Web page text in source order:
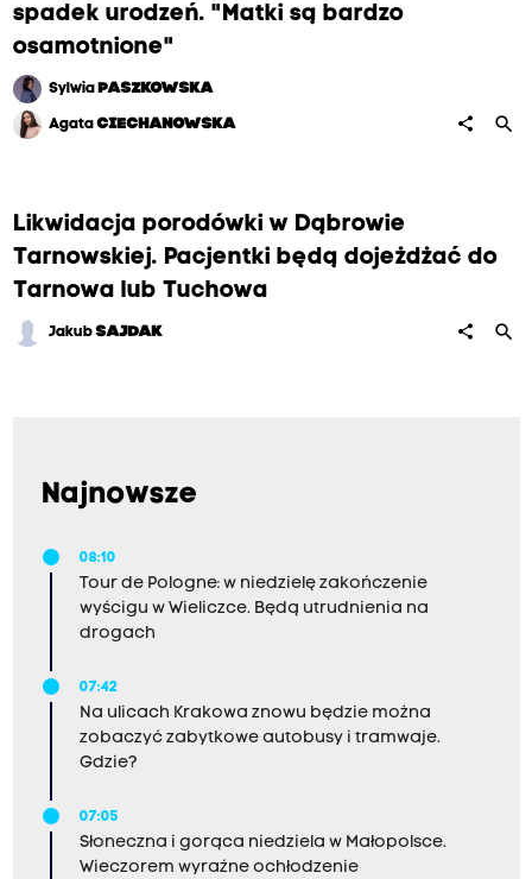
spadek urodzeń. "Matki są bardzo
osamotnione"
Sylwia PASZKOWSKA
AgataCIECHANOWSKA share search
Likwidacja porodówki w Dąbrowie
Tarnowskiej. Pacjentki będą dojeżdżać do
Tarnowa lub Tuchowa
JakubSAJDAK share search
Najnowsze
08:10
Tour de Pologne: w niedzielę zakończenie
wyścigu w Wieliczce. Będą utrudnienia na
drogach
07:42
Na ulicach Krakowa znowu będzie można
zobaczyć zabytkowe autobusy i tramwaje.
Gdzie?
07:05
Słoneczna i gorąca niedziela w Małopolsce.
Wieczorem wyraźne ochłodzenie